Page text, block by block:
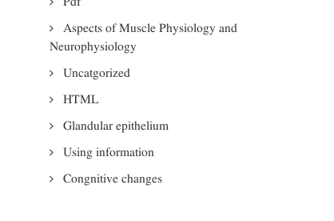
Aspects of Muscle Physiology and
Neurophysiology
Uncatgorized
HTML
Glandular epithelium
Using information
Congnitive changes